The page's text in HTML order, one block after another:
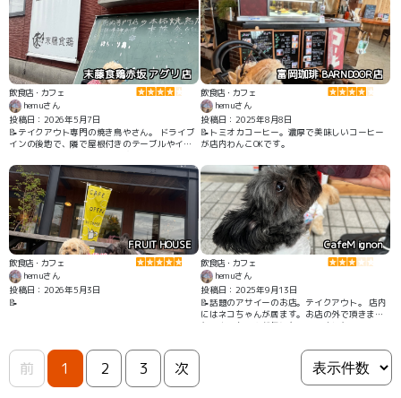
末藤食鶏赤坂 アグリ店
飲食店・カフェ
hemuさん
投稿日：2026年5月7日
📝テイクアウト専門の焼き鳥やさん。 ドライブ
インの後地で、隣で屋根付きのテーブルやイス
メです。
富岡珈琲 BARNDOOR店
飲食店・カフェ
hemuさん
投稿日：2025年8月8日
📝トミオカコーヒー。濃厚で美味しいコーヒー
が店内わんこOKです。
FRUIT HOUSE
飲食店・カフェ
hemuさん
投稿日：2026年5月3日
📝
CafeM ignon
飲食店・カフェ
hemuさん
投稿日：2025年9月13日
📝話題のアサイーのお店。テイクアウト。 店内
にはネコちゃんが居ます。お店の外で頂きまし
た。ネコちゃんが気になっていました。
前 1 2 3 次